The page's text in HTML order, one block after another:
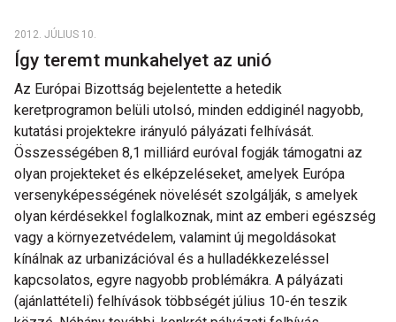
2012. JÚLIUS 10.
Így teremt munkahelyet az unió
Az Európai Bizottság bejelentette a hetedik
keretprogramon belüli utolsó, minden eddiginél nagyobb,
kutatási projektekre irányuló pályázati felhívását.
Összességében 8,1 milliárd euróval fogják támogatni az
olyan projekteket és elképzeléseket, amelyek Európa
versenyképességének növelését szolgálják, s amelyek
olyan kérdésekkel foglalkoznak, mint az emberi egészség
vagy a környezetvédelem, valamint új megoldásokat
kínálnak az urbanizációval és a hulladékkezeléssel
kapcsolatos, egyre nagyobb problémákra. A pályázati
(ajánlattételi) felhívások többségét július 10-én teszik